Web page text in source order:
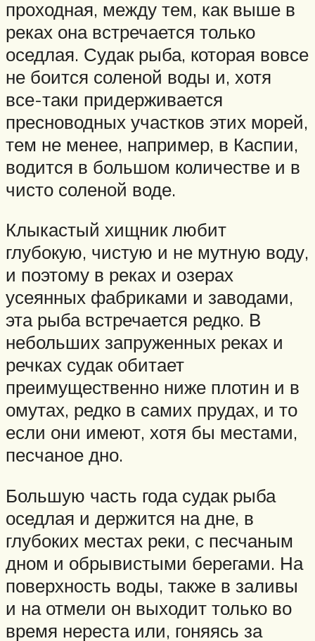
проходная, между тем, как выше в
реках она встречается только
оседлая. Судак рыба, которая вовсе
не боится соленой воды и, хотя
все-таки придерживается
пресноводных участков этих морей,
тем не менее, например, в Каспии,
водится в большом количестве и в
чисто соленой воде.
Клыкастый хищник любит
глубокую, чистую и не мутную воду,
и поэтому в реках и озерах
усеянных фабриками и заводами,
эта рыба встречается редко. В
небольших запруженных реках и
речках судак обитает
преимущественно ниже плотин и в
омутах, редко в самих прудах, и то
если они имеют, хотя бы местами,
песчаное дно.
Большую часть года судак рыба
оседлая и держится на дне, в
глубоких местах реки, с песчаным
дном и обрывистыми берегами. На
поверхность воды, также в заливы
и на отмели он выходит только во
время нереста или, гоняясь за